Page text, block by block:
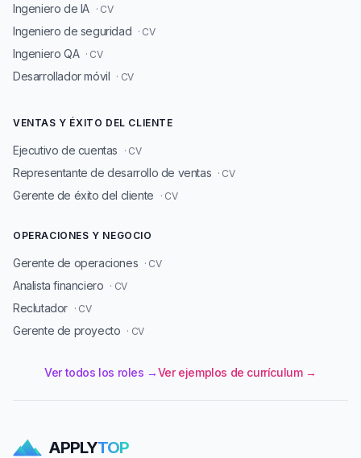
Ingeniero de IA · CV
Ingeniero de seguridad · CV
Ingeniero QA · CV
Desarrollador móvil · CV
VENTAS Y ÉXITO DEL CLIENTE
Ejecutivo de cuentas · CV
Representante de desarrollo de ventas · CV
Gerente de éxito del cliente · CV
OPERACIONES Y NEGOCIO
Gerente de operaciones · CV
Analista financiero · CV
Reclutador · CV
Gerente de proyecto · CV
Ver todos los roles →Ver ejemplos de currículum →
APPLYTOP